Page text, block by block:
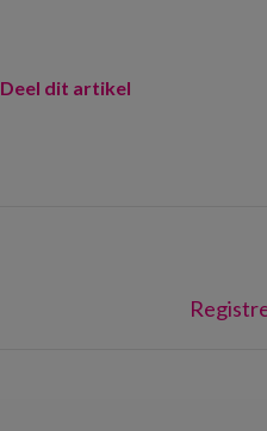
Deel dit artikel